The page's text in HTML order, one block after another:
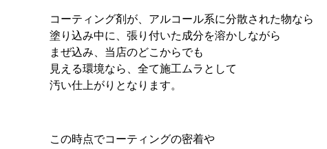
コーティング剤が、アルコール系に分散された物なら
塗り込み中に、張り付いた成分を溶かしながら
まぜ込み、当店のどこからでも
見える環境なら、全て施工ムラとして
汚い仕上がりとなります。
この時点でコーティングの密着や